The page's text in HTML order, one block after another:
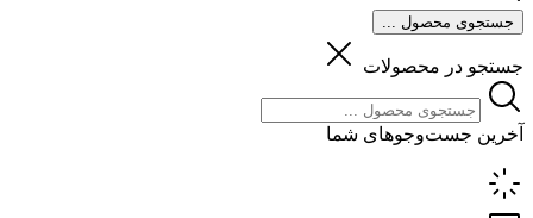
جستجوی محصول ...
جستجو در محصولات
آخرین جست‌وجوهای شما